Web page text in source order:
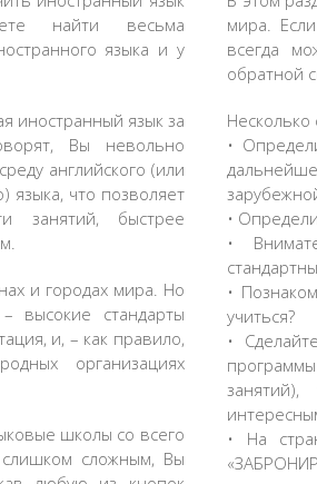
найти весьма
языка и у
иностранный язык за
Вы невольно
английского (или
языка, что позволяет
занятий, быстрее
и городах мира. Но
высокие стандарты
и, – как правило,
организациях
школы со всего
сложным, Вы
мира.
всегда
обратной
Несколько
•
•
•
•
учиться?
•
• На